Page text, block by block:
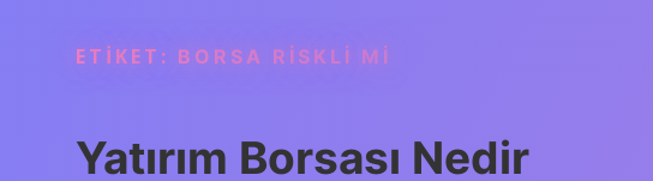
ETIKET: BORSA RISKLI MI
Yatırım Borsası Nedir